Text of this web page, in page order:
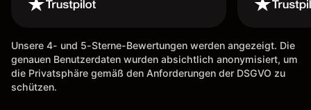
Unsere 4- und 5-Sterne-Bewertungen werden angezeigt. Die
genauen Benutzerdaten wurden absichtlich anonymisiert, um
die Privatsphäre gemäß den Anforderungen der DSGVO zu
schützen.